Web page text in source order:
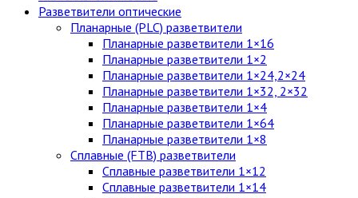
Разветвители оптические
Планарные (PLC) разветвители
Планарные разветвители 1×16
Планарные разветвители 1×2
Планарные разветвители 1×24,2×24
Планарные разветвители 1×32, 2×32
Планарные разветвители 1×4
Планарные разветвители 1×64
Планарные разветвители 1×8
Сплавные (FTB) разветвители
Сплавные разветвители 1×12
Сплавные разветвители 1×14